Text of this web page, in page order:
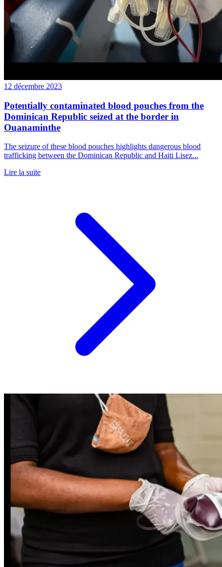
12 décembre 2023
Potentially contaminated blood pouches from the
Dominican Republic seized at the border in
Ouanaminthe
The seizure of these blood pouches highlights dangerous blood
trafficking between the Dominican Republic and Haiti Lisez...
Lire la suite